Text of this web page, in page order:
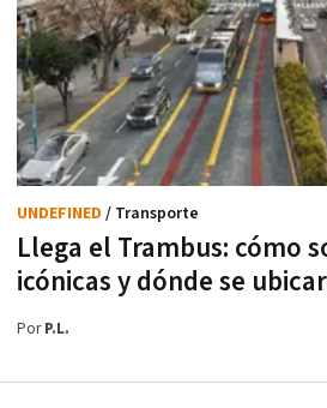
Llega el Trambus: cómo
icónicas y dónde se
UNDEFINED / Transporte
PorP.L.